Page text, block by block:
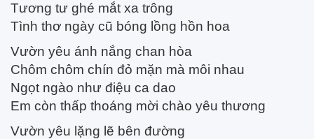
Tương tư ghé mắt xa trông
Tình thơ ngày cũ bóng lồng hồn hoa
Vườn yêu ánh nắng chan hòa
Chôm chôm chín đỏ mặn mà môi nhau
Ngọt ngào như điệu ca dao
Em còn thấp thoáng mời chào yêu thương
Vườn yêu lặng lẽ bên đường